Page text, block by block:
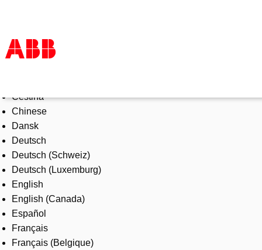
Products & Solutions
Industries
Services
About us
Where to buy
Contact us
Careers
Čeština
Chinese
Dansk
Deutsch
Deutsch (Schweiz)
Deutsch (Luxemburg)
English
English (Canada)
Español
Français
Français (Belgique)